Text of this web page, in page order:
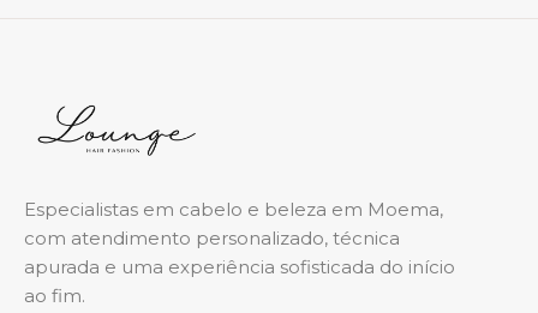
Especialistas em cabelo e beleza em Moema,
com atendimento personalizado, técnica
apurada e uma experiência sofisticada do início
ao fim.